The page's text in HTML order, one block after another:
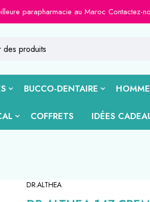
au Maroc Contactez-nous sur le
BUCCO-DENTAIRE HOMME
COFFRETS IDÉES
DR.ALTHEA